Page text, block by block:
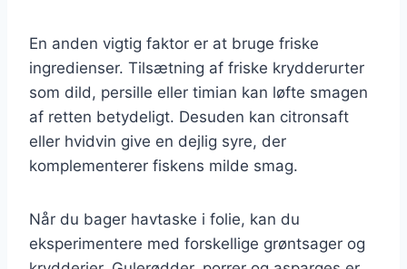
En anden vigtig faktor er at bruge friske
ingredienser. Tilsætning af friske krydderurter
som dild, persille eller timian kan løfte smagen
af retten betydeligt. Desuden kan citronsaft
eller hvidvin give en dejlig syre, der
komplementerer fiskens milde smag.
Når du bager havtaske i folie, kan du
eksperimentere med forskellige grøntsager og